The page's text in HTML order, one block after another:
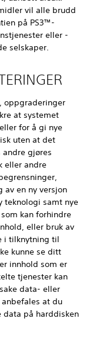
vil alle brudd
på PS3™-
eller -
selskaper.
oppgraderinger
at systemet
for å gi nye
uten at det
gjøres
eller andre
en ny versjon
teknologi samt nye
kan forhindre
eller bruk av
i tilknytning til
kunne se ditt
innhold som er
tjenester kan
data- eller
at du
data på harddisken